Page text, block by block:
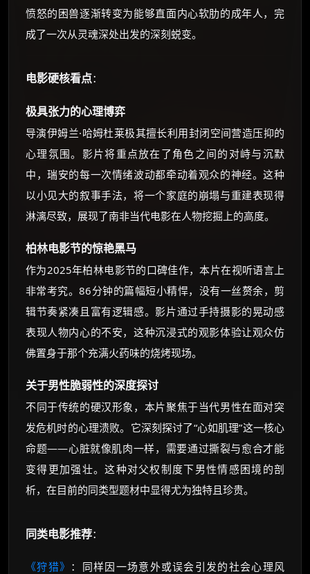
愤怒的困兽逐渐转变为能够直面内心软肋的成年人，完
成了一次从灵魂深处出发的深刻蜕变。
电影硬核看点：
极具张力的心理博弈
导演伊姆兰·哈姆杜莱极其擅长利用封闭空间营造压抑的
心理氛围。影片将重点放在了角色之间的对峙与沉默
中，瑞安的每一次情绪波动都牵动着观众的神经。这种
以小见大的叙事手法，将一个家庭的崩塌与重建表现得
淋漓尽致，展现了南非当代电影在人物挖掘上的高度。
柏林电影节的惊艳黑马
作为2025年柏林电影节的口碑佳作，本片在视听语言上
非常考究。86分钟的篇幅短小精悍，没有一丝赘余，剪
辑节奏紧凑且富有逻辑感。影片通过手持摄影的晃动感
表现人物内心的不安，这种沉浸式的观影体验让观众仿
佛置身于那个充满火药味的烧烤现场。
关于男性脆弱性的深度探讨
不同于传统的硬汉形象，本片聚焦于当代男性在面对突
发危机时的心理溃败。它深刻探讨了“心如肌理”这一核心
命题——心脏就像肌肉一样，需要通过撕裂与愈合才能
变得更加强壮。这种对父权制度下男性情感困境的剖
析，在目前的同类型题材中显得尤为独特且珍贵。
同类电影推荐：
《狩猎》 ：同样因一场意外或误会引发的社会心理风